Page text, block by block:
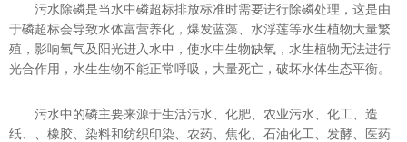
污水除磷是当水中磷超标排放标准时需要进行除磷处理，这是由
于磷超标会导致水体富营养化，爆发蓝藻、水浮莲等水生植物大量繁
殖，影响氧气及阳光进入水中，使水中生物缺氧，水生植物无法进行
光合作用，水生生物不能正常呼吸，大量死亡，破坏水体生态平衡。
污水中的磷主要来源于生活污水、化肥、农业污水、化工、造
纸、、橡胶、染料和纺织印染、农药、焦化、石油化工、发酵、医药